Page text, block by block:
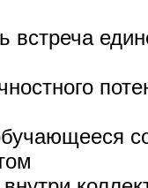
встреча